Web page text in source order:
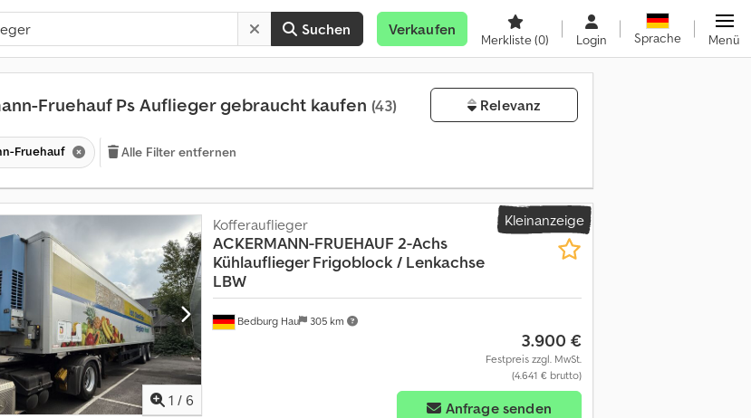
Suchen Verkaufen
Merkliste(0) Login Sprache Menü
Fruehauf Ps Auflieger gebraucht kaufen (43) Relevanz
Fruehauf Alle Filter entfernen
Kleinanzeige
1 / 6
Bedburg Hau 305 km
Kofferauflieger
ACKERMANN-FRUEHAUF 2-Achs
Kühlauflieger Frigoblock / Lenkachse
LBW
3.900 €
Festpreis zzgl. MwSt.
(4.641 € brutto)
Anfrage senden